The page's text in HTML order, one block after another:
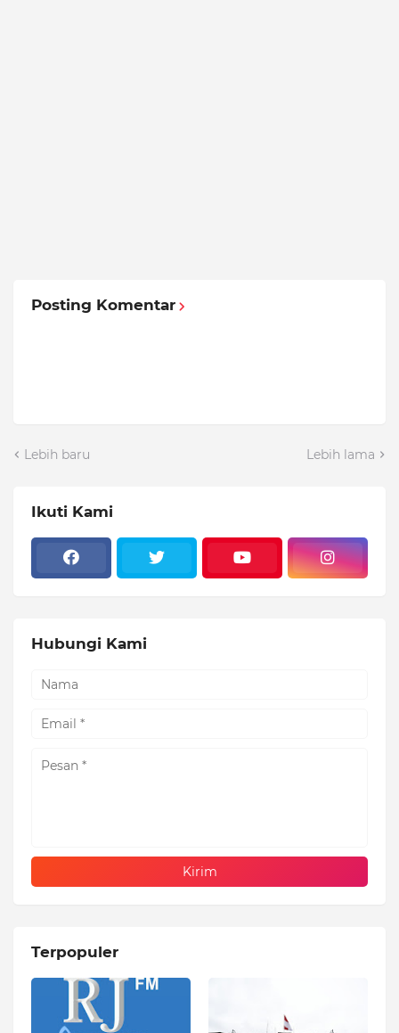
Posting Komentar
Lebih baru Lebih lama
Ikuti Kami
Hubungi Kami
Terpopuler